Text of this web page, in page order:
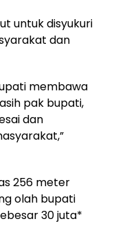
untuk disyukuri
dan
membawa
pak bupati,
dan
256 meter
olah bupati
30 juta*